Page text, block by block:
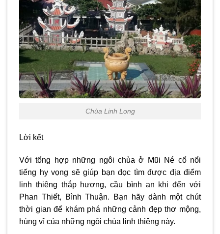
Chùa Linh Long
Lời kết
Với tổng hợp những ngôi chùa ở Mũi Né cổ nổi
tiếng hy vọng sẽ giúp bạn đọc tìm được địa điểm
linh thiêng thắp hương, cầu bình an khi đến với
Phan Thiết, Bình Thuận. Bạn hãy dành một chút
thời gian để khám phá những cảnh đẹp thơ mộng,
hùng vĩ của những ngôi chùa linh thiêng này.